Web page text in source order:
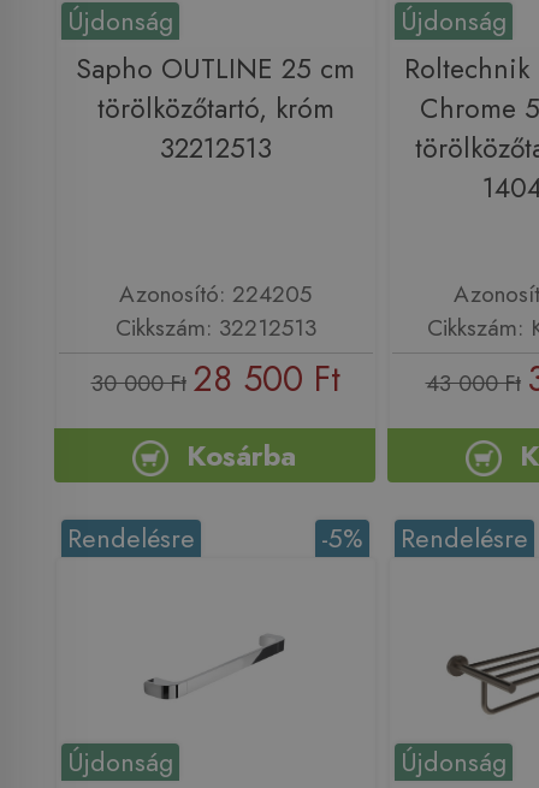
Újdonság
Sapho OUTLINE 25 cm
törölközőtartó, króm
32212513
Azonosító: 224205
Cikkszám: 32212513
30 000 Ft 28 500 Ft
Kosárba
Újdonság
Chrome
Cikkszám:
43 000 Ft
Újdonság
-5%
Rendelésre
Újdonság
Rendelésre